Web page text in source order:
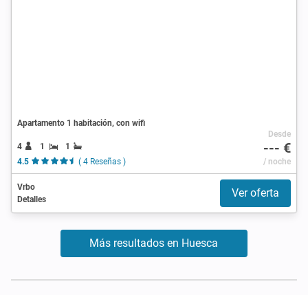
Apartamento 1 habitación, con wifi
4 1
1
4.5
( 4 Reseñas )
Desde
--- €
/ noche
Vrbo
Detalles
Ver oferta
Más resultados en Huesca